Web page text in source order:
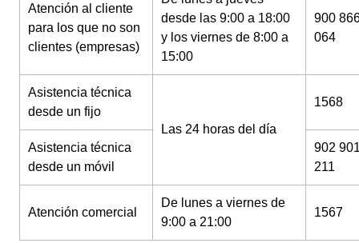
Atención al cliente
para los que no son
clientes (empresas)
desde las 9:00 a 18:00
y los viernes de 8:00 a
15:00
900
064
Asistencia técnica
desde un fijo
Las 24 horas del día
1568
Asistencia técnica
desde un móvil
902
211
Atención comercial
De lunes a viernes de
9:00 a 21:00
1567